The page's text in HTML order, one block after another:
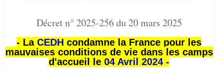
Décret n° 2025-256 du 20 mars 2025
- La CEDH condamne la France pour les
mauvaises conditions de vie dans les camps
d'accueil le 04 Avril 2024 -